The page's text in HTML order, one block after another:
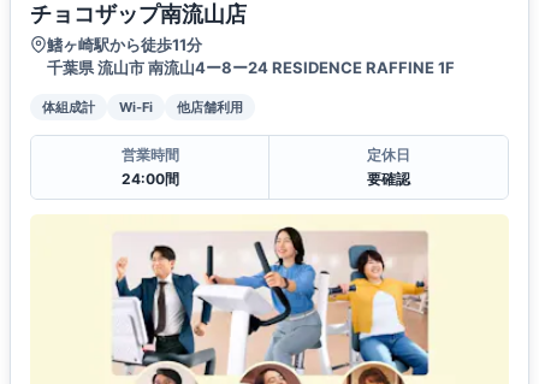
チョコザップ南流山店
鰭ヶ崎駅から徒歩11分
千葉県 流山市 南流山4ー8ー24 RESIDENCE RAFFINE 1F
体組成計 Wi-Fi 他店舗利用
営業時間
24:00間
定休日
要確認